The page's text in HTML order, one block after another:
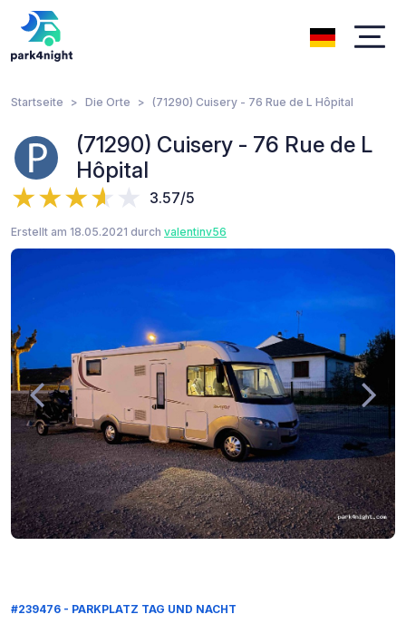
Startseite Die Orte (71290) Cuisery - 76 Rue de L Hôpital
(71290) Cuisery - 76 Rue de L
Hôpital
3.57/5
Erstellt am 18.05.2021 durch valentinv56
#239476 - PARKPLATZ TAG UND NACHT